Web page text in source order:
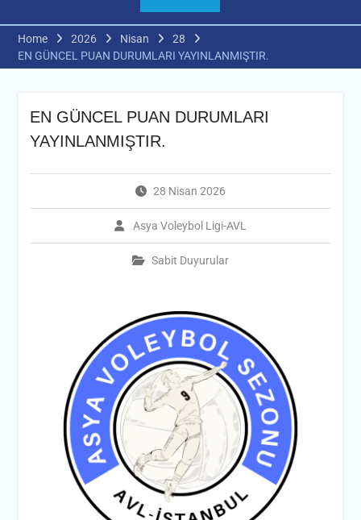
Home 2026 Nisan
28
EN GÜNCEL PUAN DURUMLARI YAYINLANMIŞTIR.
EN GÜNCEL PUAN DURUMLARI
YAYINLANMIŞTIR.
28 Nisan 2026
Asya Voleybol Ligi-AVL
Sabit Duyurular